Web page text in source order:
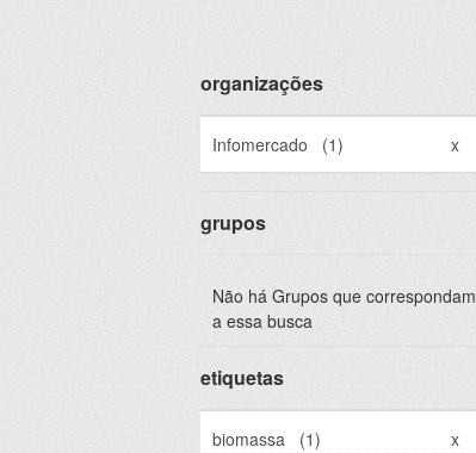
organizações
Infomercado (1) x
grupos
Não há Grupos que correspondam
a essa busca
etiquetas
biomassa (1)
x